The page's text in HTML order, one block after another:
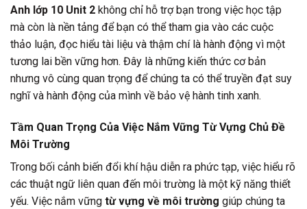
Anh lớp 10 Unit 2 không chỉ hỗ trợ bạn trong việc học tập
mà còn là nền tảng để bạn có thể tham gia vào các cuộc
thảo luận, đọc hiểu tài liệu và thậm chí là hành động vì một
tương lai bền vững hơn. Đây là những kiến thức cơ bản
nhưng vô cùng quan trọng để chúng ta có thể truyền đạt suy
nghĩ và hành động của mình về bảo vệ hành tinh xanh.
Tầm Quan Trọng Của Việc Nắm Vững Từ Vựng Chủ Đề
Môi Trường
Trong bối cảnh biến đổi khí hậu diễn ra phức tạp, việc hiểu rõ
các thuật ngữ liên quan đến môi trường là một kỹ năng thiết
yếu. Việc nắm vững từ vựng về môi trường giúp chúng ta